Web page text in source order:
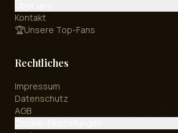
Kontakt
🏆Unsere Top-Fans
Rechtliches
Impressum
Datenschutz
AGB